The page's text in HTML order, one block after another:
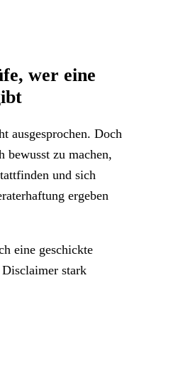
wer eine
ausgesprochen. Doch
zu machen,
und sich
ergeben
eine geschickte
stark